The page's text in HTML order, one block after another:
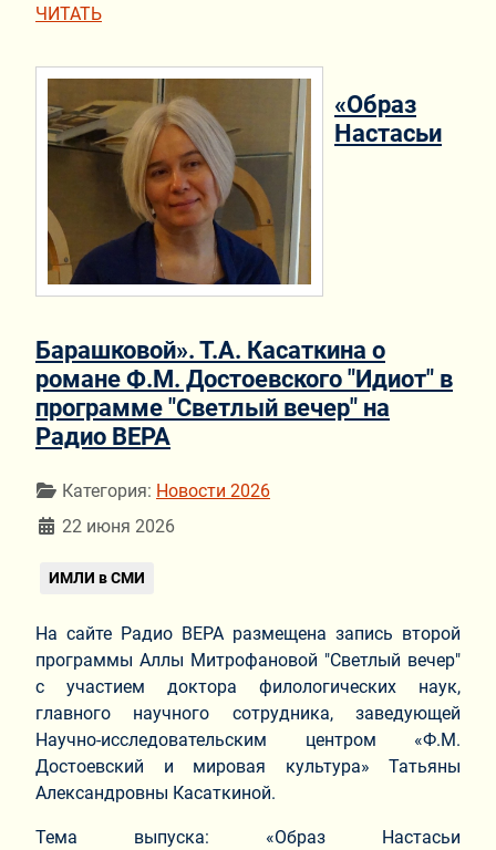
ЧИТАТЬ
«Образ
Настасьи
Барашковой». Т.А. Касаткина о
романе Ф.М. Достоевского "Идиот" в
программе "Светлый вечер" на
Радио ВЕРА
Информация о материале
Категория: Новости 2026
22 июня 2026
ИМЛИ в СМИ
На сайте Радио ВЕРА размещена запись второй
программы Аллы Митрофановой "Светлый вечер"
с участием доктора филологических наук,
главного научного сотрудника, заведующей
Научно-исследовательским центром «Ф.М.
Достоевский и мировая культура» Татьяны
Александровны Касаткиной.
Тема выпуска: «Образ Настасьи